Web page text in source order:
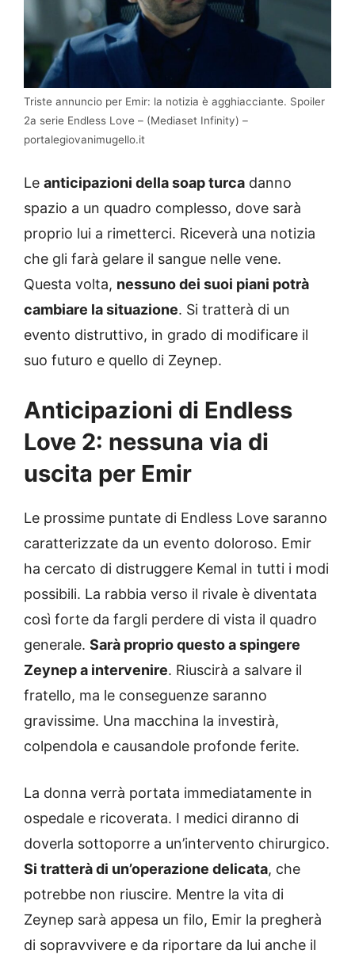
Triste annuncio per Emir: la notizia è agghiacciante. Spoiler
2a serie Endless Love – (Mediaset Infinity) –
portalegiovanimugello.it
Le anticipazioni della soap turca danno
spazio a un quadro complesso, dove sarà
proprio lui a rimetterci. Riceverà una notizia
che gli farà gelare il sangue nelle vene.
Questa volta, nessuno dei suoi piani potrà
cambiare la situazione. Si tratterà di un
evento distruttivo, in grado di modificare il
suo futuro e quello di Zeynep.
Anticipazioni di Endless
Love 2: nessuna via di
uscita per Emir
Le prossime puntate di Endless Love saranno
caratterizzate da un evento doloroso. Emir
ha cercato di distruggere Kemal in tutti i modi
possibili. La rabbia verso il rivale è diventata
così forte da fargli perdere di vista il quadro
generale. Sarà proprio questo a spingere
Zeynep a intervenire. Riuscirà a salvare il
fratello, ma le conseguenze saranno
gravissime. Una macchina la investirà,
colpendola e causandole profonde ferite.
La donna verrà portata immediatamente in
ospedale e ricoverata. I medici diranno di
doverla sottoporre a un’intervento chirurgico.
Si tratterà di un’operazione delicata, che
potrebbe non riuscire. Mentre la vita di
Zeynep sarà appesa un filo, Emir la pregherà
di sopravvivere e da riportare da lui anche il